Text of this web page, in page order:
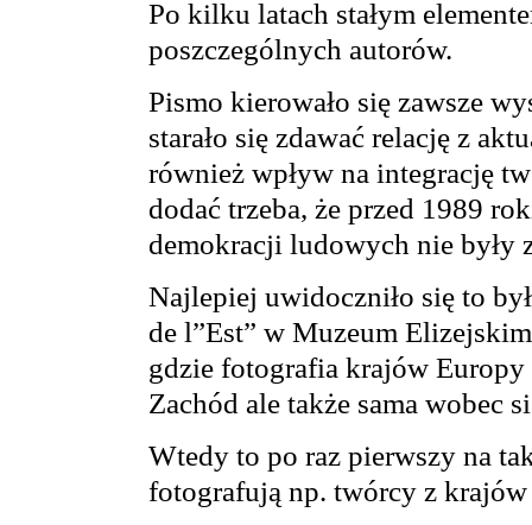
Po kilku latach stałym
poszczególnych autorów.
Pismo kierowało się zawsze
starało się zdawać relację z
również wpływ na integrację
dodać trzeba, że przed 1989
demokracji ludowych nie były
Najlepiej uwidoczniło się to
de l”Est” w Muzeum
gdzie fotografia krajów
Zachód ale także sama wobec
Wtedy to po raz pierwszy na
fotografują np. twórcy z krajów